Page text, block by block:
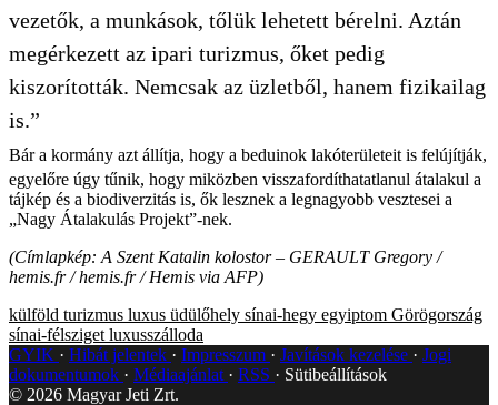
vezetők, a munkások, tőlük lehetett bérelni. Aztán
megérkezett az ipari turizmus, őket pedig
kiszorították. Nemcsak az üzletből, hanem fizikailag
is.”
Bár a kormány azt állítja, hogy a beduinok lakóterületeit is felújítják,
egyelőre úgy tűnik, hogy miközben visszafordíthatatlanul átalakul a
tájkép és a biodiverzitás is, ők lesznek a legnagyobb vesztesei a
„Nagy Átalakulás Projekt”-nek.
(Címlapkép: A Szent Katalin kolostor – GERAULT Gregory /
hemis.fr / hemis.fr / Hemis via AFP)
külföld turizmus luxus üdülőhely sínai-hegy egyiptom Görögország
sínai-félsziget luxusszálloda
GYIK
Hibát jelentek Impresszum Javítások kezelése
Jogi
dokumentumok
Médiaajánlat RSS
Sütibeállítások
© 2026 Magyar Jeti Zrt.